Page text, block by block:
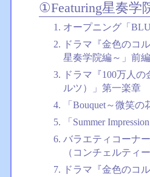
①Featuring星奏学
オープニング「
ドラマ『金色のコ
星奏学院編～」前編
ドラマ『100万人
ルツ）」第一楽章
「Bouquet～微笑
「Summer
バラエティコーナ
（コンチェルティ
ドラマ『金色のコ